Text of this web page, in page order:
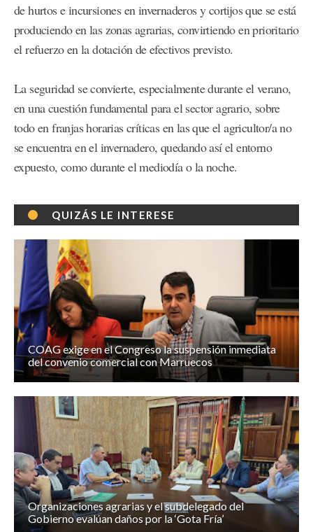
de hurtos e incursiones en invernaderos y cortijos que se está
produciendo en las zonas agrarias, convirtiendo en prioritario
el refuerzo en la dotación de efectivos previsto.
La seguridad se convierte, especialmente durante el verano,
en una cuestión fundamental para el sector agrario, sobre
todo en franjas horarias críticas en las que el agricultor/a no
se encuentra en el invernadero, quedando así el entorno
expuesto, como durante el mediodía o la noche.
QUIZÁS LE INTERESE
COAG exige en el Congreso la suspensión inmediata
del convenio comercial con Marruecos
Organizaciones agrarias y el subdelegado del
Gobierno evalúan daños por la ‘Gota Fría’